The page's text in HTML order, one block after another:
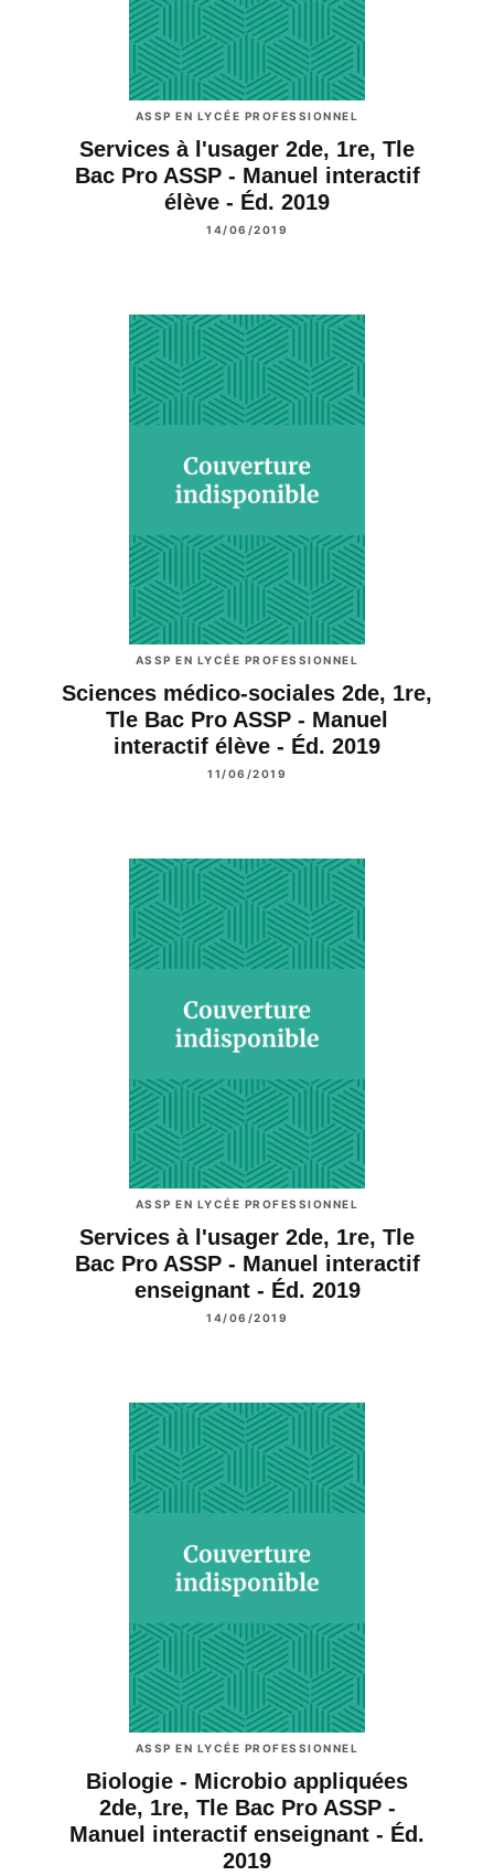
ASSP EN LYCÉE PROFESSIONNEL
Services à l'usager 2de, 1re, Tle
Bac Pro ASSP - Manuel interactif
élève - Éd. 2019
14/06/2019
ASSP EN LYCÉE PROFESSIONNEL
Sciences médico-sociales 2de, 1re,
Tle Bac Pro ASSP - Manuel
interactif élève - Éd. 2019
11/06/2019
ASSP EN LYCÉE PROFESSIONNEL
Services à l'usager 2de, 1re, Tle
Bac Pro ASSP - Manuel interactif
enseignant - Éd. 2019
14/06/2019
ASSP EN LYCÉE PROFESSIONNEL
Biologie - Microbio appliquées
2de, 1re, Tle Bac Pro ASSP -
Manuel interactif enseignant - Éd.
2019